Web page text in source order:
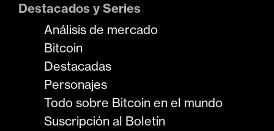
Destacados y Series
Análisis de mercado
Bitcoin
Destacadas
Personajes
Todo sobre Bitcoin en el mundo
Suscripción al Boletín